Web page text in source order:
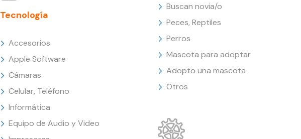
Tecnología
Accesorios
Apple Software
Cámaras
Celular, Teléfono
Informática
Equipo de Audio y Video
Buscan novia/o
Peces, Reptiles
Perros
Mascota para adoptar
Adopto una mascota
Otros